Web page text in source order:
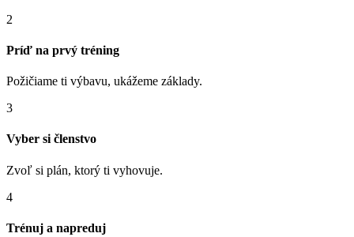
2
Príď na prvý tréning
Požičiame ti výbavu, ukážeme základy.
3
Vyber si členstvo
Zvoľ si plán, ktorý ti vyhovuje.
4
Trénuj a napreduj